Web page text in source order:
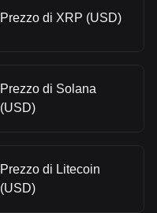
Prezzo di XRP (USD)
Prezzo di Solana
(USD)
Prezzo di Litecoin
(USD)